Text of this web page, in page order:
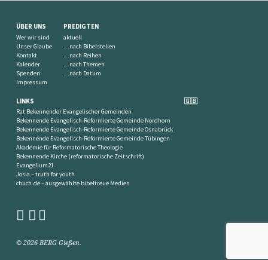
ÜBER UNS
Wer wir sind
Unser Glaube
Kontakt
Kalender
Spenden
Impressum
PREDIGTEN
aktuell
…nach Bibelstellen
…nach Reihen
…nach Themen
…nach Datum
LINKS
Rat Bekennender Evangelischer Gemeinden
Bekennende Evangelisch-Reformierte Gemeinde Nordhorn
Bekennende Evangelisch-Reformierte Gemeinde Osnabrück
Bekennende Evangelisch-Reformierte Gemeinde Tübingen
Akademie für Reformatorische Theologie
Bekennende Kirche (reformatorische Zeitschrift)
Evangelium21
Josia – truth for youth
cbuch.de – ausgewählte bibeltreue Medien
🇬🇧
© 2026 BERG Gießen.